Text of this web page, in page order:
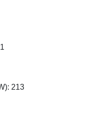
213